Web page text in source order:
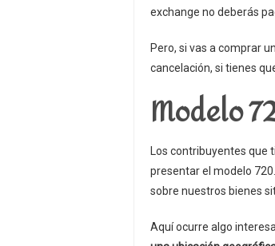
exchange no deberás
Pero, si vas a comprar
cancelación, si tienes
Modelo
Los contribuyentes
presentar el modelo
sobre nuestros bienes
Aquí ocurre algo